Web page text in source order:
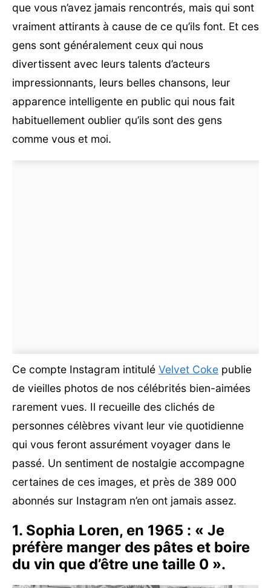
que vous n’avez jamais rencontrés, mais qui sont
vraiment attirants à cause de ce qu’ils font. Et ces
gens sont généralement ceux qui nous
divertissent avec leurs talents d’acteurs
impressionnants, leurs belles chansons, leur
apparence intelligente en public qui nous fait
habituellement oublier qu’ils sont des gens
comme vous et moi.
Ce compte Instagram intitulé Velvet Coke publie
de vieilles photos de nos célébrités bien-aimées
rarement vues. Il recueille des clichés de
personnes célèbres vivant leur vie quotidienne
qui vous feront assurément voyager dans le
passé. Un sentiment de nostalgie accompagne
certaines de ces images, et près de 389 000
abonnés sur Instagram n’en ont jamais assez.
1. Sophia Loren, en 1965 : « Je
préfère manger des pâtes et boire
du vin que d’être une taille 0 ».